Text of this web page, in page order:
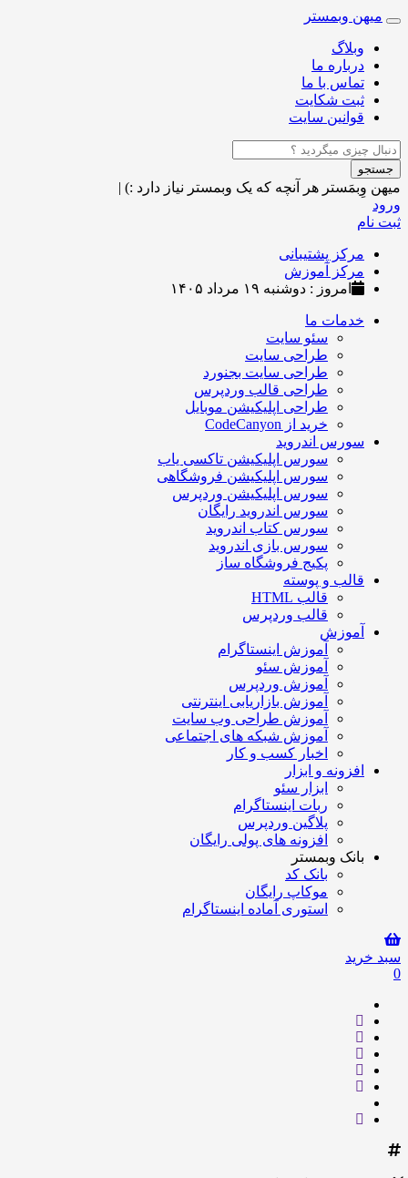
Toggle
navigation
میهن وبمستر
وبلاگ
درباره ما
تماس با ما
ثبت شکایت
قوانین سایت
جستجو
میهن وِبمَستر هر آنچه که یک وبمستر نیاز دارد :) |
ورود
ثبت نام
مرکز پشتیبانی
مرکز آموزش
امروز : دوشنبه ۱۹ مرداد ۱۴۰۵
خدمات ما
سئو سایت
طراحی سایت
طراحی سایت بجنورد
طراحی قالب وردپرس
طراحی اپلیکیشن موبایل
خرید از CodeCanyon
سورس اندروید
سورس اپلیکیشن تاکسی یاب
سورس اپلیکیشن فروشگاهی
سورس اپلیکیشن وردپرس
سورس اندروید رایگان
سورس کتاب اندروید
سورس بازی اندروید
پکیج فروشگاه ساز
قالب و پوسته
قالب HTML
قالب وردپرس
آموزش
آموزش اینستاگرام
آموزش سئو
آموزش وردپرس
آموزش بازاریابی اینترنتی
آموزش طراحی وب سایت
آموزش شبکه های اجتماعی
اخبار کسب و کار
افزونه و ابزار
ابزار سئو
ربات اینستاگرام
پلاگین وردپرس
افزونه های پولی رایگان
بانک وبمستر
بانک کد
موکاپ رایگان
استوری آماده اینستاگرام
سبد خرید
0